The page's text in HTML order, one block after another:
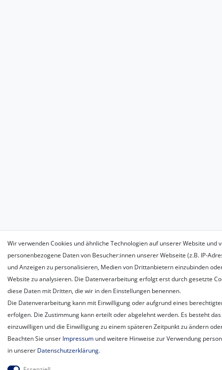
Wir verwenden Cookies und ähnliche Technologien auf unserer Website und
personenbezogene Daten von Besucher:innen unserer Webseite (z.B. IP-
und Anzeigen zu personalisieren, Medien von Drittanbietern einzubinden
Website zu analysieren. Die Datenverarbeitung erfolgt erst durch gesetzte
diese Daten mit Dritten, die wir in den Einstellungen benennen.
Die Datenverarbeitung kann mit Einwilligung oder aufgrund eines
erfolgen. Die Zustimmung kann erteilt oder abgelehnt werden. Es besteht das
einzuwilligen und die Einwilligung zu einem späteren Zeitpunkt zu ändern
Beachten Sie unser Impressum und weitere Hinweise zur Verwendung
in unserer Daten­schutz­erklärung.